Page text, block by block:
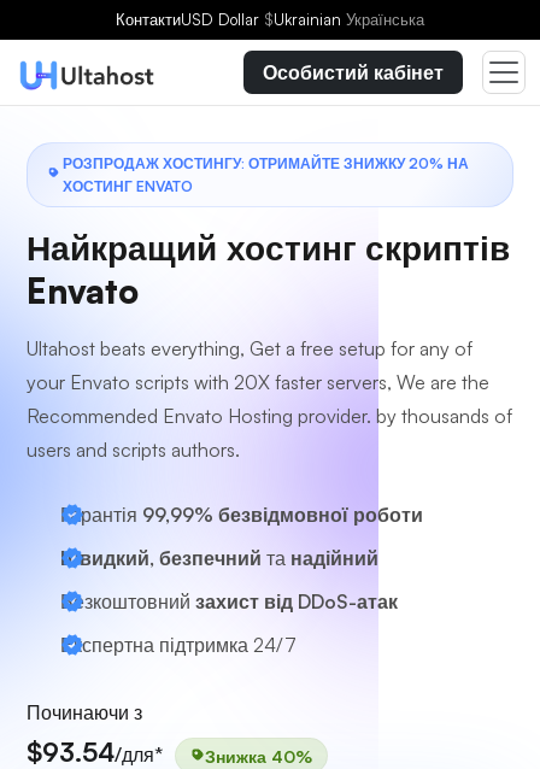
КонтактиUSD Dollar $Ukrainian Українська
Особистий кабінет
РОЗПРОДАЖ ХОСТИНГУ: ОТРИМАЙТЕ ЗНИЖКУ 20% НА
ХОСТИНГ ENVATO
Найкращий хостинг скриптів
Envato
Ultahost beats everything, Get a free setup for any of
your Envato scripts with 20X faster servers, We are the
Recommended Envato Hosting provider. by thousands of
users and scripts authors.
Гарантія 99,99% безвідмовної роботи
Швидкий, безпечний та надійний
Безкоштовний захист від DDoS-атак
Експертна підтримка 24/7
Починаючи з
$93.54/для* Знижка 40%